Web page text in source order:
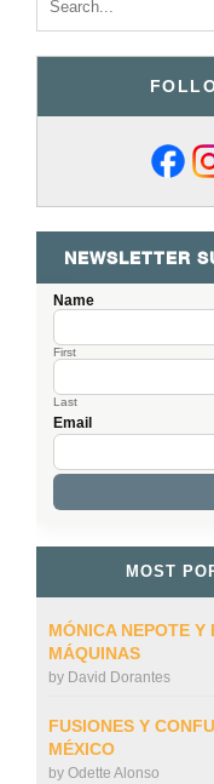
NEWSLETTER
Name
First
Last
Email
MOST
MÓNICA NEPOTE
MÁQUINAS
by David Dorantes
FUSIONES Y
MÉXICO
by Odette Alonso